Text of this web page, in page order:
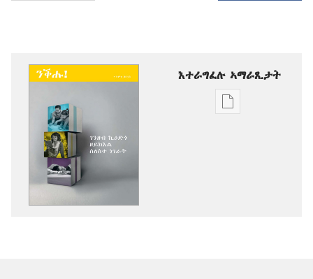
እተራግፈሉ ኣማራጺታት
ዲጂታዊ